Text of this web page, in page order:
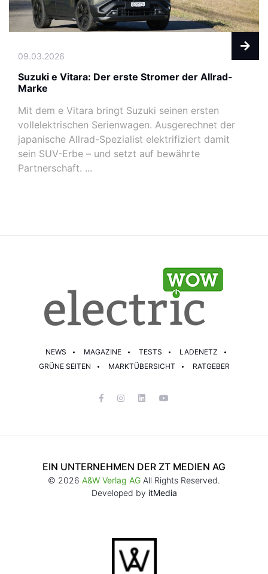
09.03.2026
Suzuki e Vitara: Der erste Stromer der Allrad-
Marke
Mit dem e Vitara bringt Suzuki seinen ersten
vollelektrischen Serienwagen. Ausgerechnet der
japanische Allrad-Spezialist elektrifiziert damit
sein SUV-Erbe – und setzt auf bewährte
Partnerschaft. ...
NEWS MAGAZINE TESTS
LADENETZ
GRÜNE SEITEN
MARKTÜBERSICHT RATGEBER
EIN UNTERNEHMEN DER ZT MEDIEN AG
© 2026 A&W Verlag AG All Rights Reserved.
Developed by itMedia